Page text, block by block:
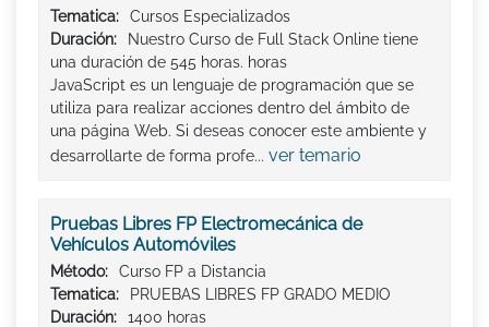
Tematica:
Cursos Especializados
Duración:
Nuestro Curso de Full Stack Online tiene
una duración de 545 horas. horas
JavaScript es un lenguaje de programación que se
utiliza para realizar acciones dentro del ámbito de
una página Web. Si deseas conocer este ambiente y
desarrollarte de forma profe... ver temario
Pruebas Libres FP Electromecánica de
Vehículos Automóviles
Método:
Curso FP a Distancia
Tematica:
PRUEBAS LIBRES FP GRADO MEDIO
Duración:
1400 horas